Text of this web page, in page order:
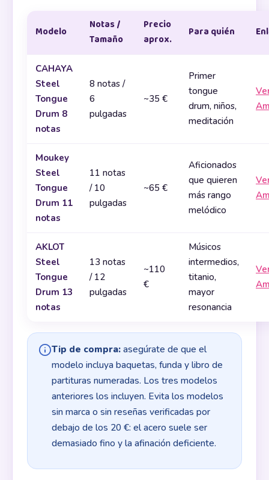
Modelo
Notas /
Tamaño
Precio
aprox.
Para quién
CAHAYA
Steel
Tongue
Drum 8
notas
8 notas /
6
pulgadas
~35 €
Primer
tongue
drum, niños,
meditación
Moukey
Steel
Tongue
Drum 11
notas
11 notas
/ 10
pulgadas
~65 €
Aficionados
que quieren
más rango
melódico
AKLOT
Steel
Tongue
Drum 13
notas
13 notas
/ 12
pulgadas
~110
€
Músicos
intermedios,
titanio,
mayor
resonancia
Tip de compra:asegúrate de que el
modelo incluya baquetas, funda y libro de
partituras numeradas. Los tres modelos
anteriores los incluyen. Evita los modelos
sin marca o sin reseñas verificadas por
debajo de los 20 €: el acero suele ser
demasiado fino y la afinación deficiente.